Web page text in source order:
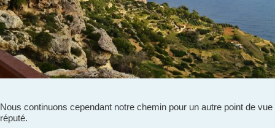
Nous continuons cependant notre chemin pour un autre point de vue
réputé.